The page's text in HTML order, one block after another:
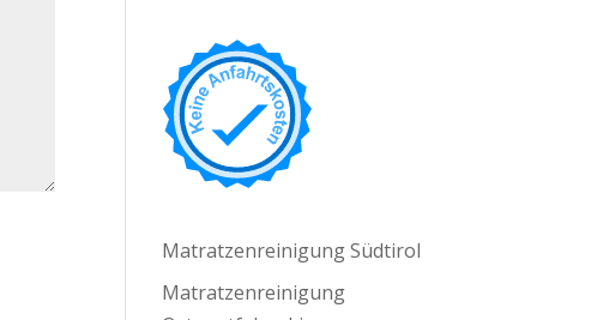
Matratzenreinigung Südtirol
Matratzenreinigung